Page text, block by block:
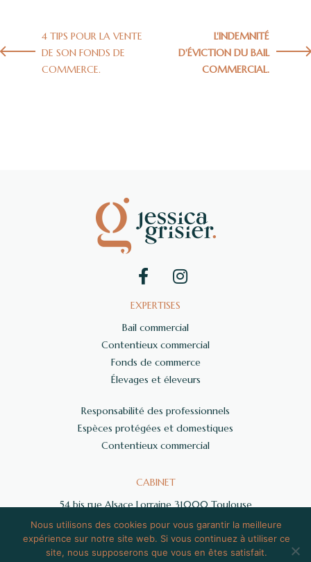
4 TIPS POUR LA VENTE
DE SON FONDS DE
COMMERCE.
L'INDEMNITÉ
D'ÉVICTION DU BAIL
COMMERCIAL.
EXPERTISES
Bail commercial
Contentieux commercial
Fonds de commerce
Élevages et éleveurs
Responsabilité des professionnels
Espèces protégées et domestiques
Contentieux commercial
CABINET
54 bis rue Alsace Lorraine 31000 Toulouse
06 59 71 34 72
contact@grisier-avocat.fr
Nous utilisons des cookies pour vous garantir la meilleure
expérience sur notre site web. Si vous continuez à utiliser ce
site, nous supposerons que vous en êtes satisfait.